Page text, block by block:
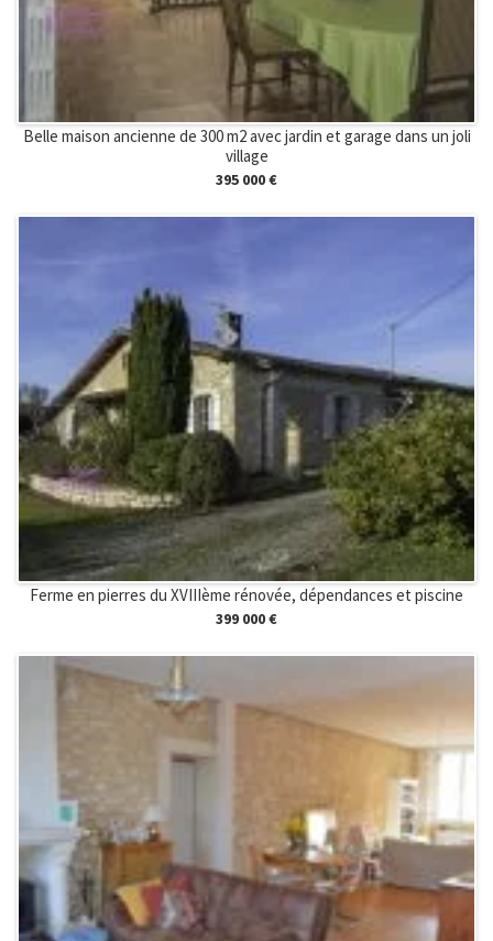
Belle maison ancienne de 300 m2 avec jardin et garage dans un joli
village
395 000 €
Ferme en pierres du XVIIIème rénovée, dépendances et piscine
399 000 €